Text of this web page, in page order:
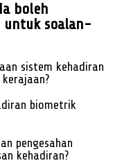
boleh
untuk soalan-
sistem kehadiran
biometrik
pengesahan
kehadiran?